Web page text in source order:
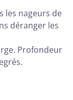
les nageurs de
déranger les
Profondeur